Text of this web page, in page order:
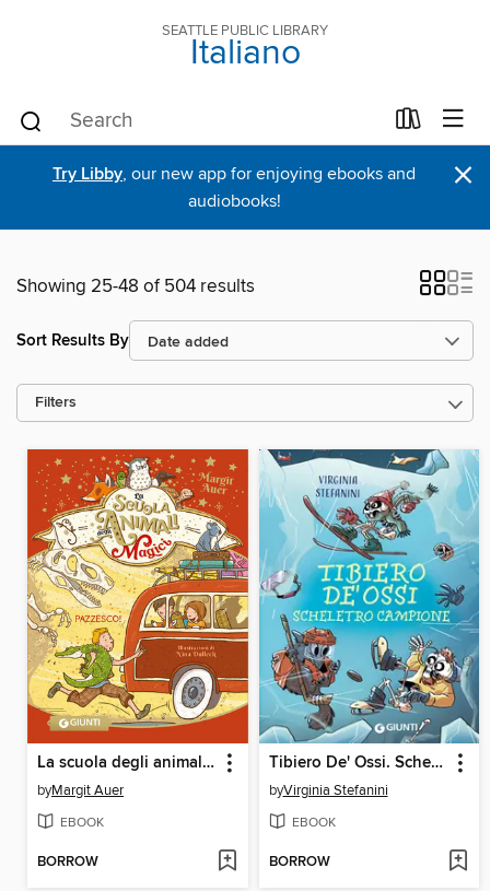
SEATTLE PUBLIC LIBRARY
Italiano
Try Libby, our new app for enjoying ebooks and
audiobooks!
×
Showing 25-48 of 504 results
Sort Results By
Filters
La scuola degli animali magici. Pazzesco!
byMargit Auer
EBOOK
BORROW
Tibiero De' Ossi. Scheletro campione
byVirginia Stefanini
EBOOK
BORROW